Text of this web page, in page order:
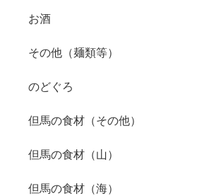
お酒
その他（麺類等）
のどぐろ
但馬の食材（その他）
但馬の食材（山）
但馬の食材（海）